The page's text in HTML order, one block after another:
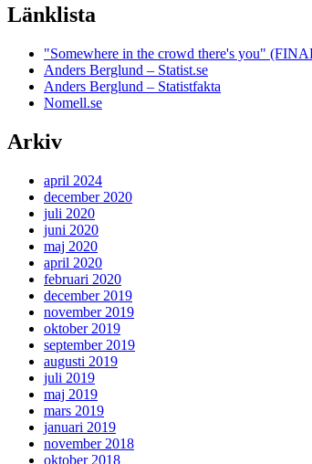
Länklista
"Somewhere in the crowd there's you"
Anders Berglund – Statist.se
Anders Berglund – Statistfakta
Nomell.se
Arkiv
april 2024
december 2020
juli 2020
juni 2020
maj 2020
april 2020
februari 2020
december 2019
november 2019
oktober 2019
september 2019
augusti 2019
juli 2019
maj 2019
mars 2019
januari 2019
november 2018
oktober 2018